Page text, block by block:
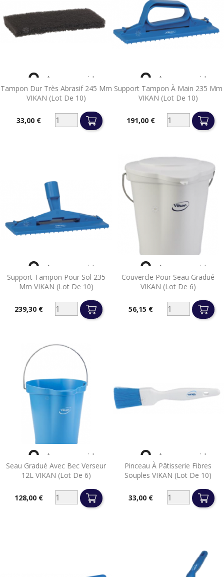
Tampon Dur Très Abrasif 245 Mm
VIKAN (lot De 10)
33,00 €
 Aperçu rapide
Support Tampon À Main 235 Mm
VIKAN (lot De 10)
191,00 €
 Aperçu rapide
Support Tampon Pour Sol 235
Mm VIKAN (lot De 10)
Prix239,30 €
 Aperçu rapide
Couvercle Pour Seau Gradué
VIKAN (lot De 6)
56,15 €
 Aperçu rapide
Seau Gradué Avec Bec Verseur
12L VIKAN (lot De 6)
128,00 €
 Aperçu rapide
Pinceau À Pâtisserie Fibres
Souples VIKAN (lot De 10)
33,00 €
 Aperçu rapide